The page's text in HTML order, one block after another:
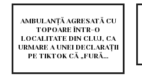
AMBULANȚĂ AGRESATĂ CU
TOPOARE ÎNTR-O
LOCALITATE DIN CLUJ, CA
URMARE A UNEI DECLARAȚII
PE TIKTOK CĂ „FURĂ…